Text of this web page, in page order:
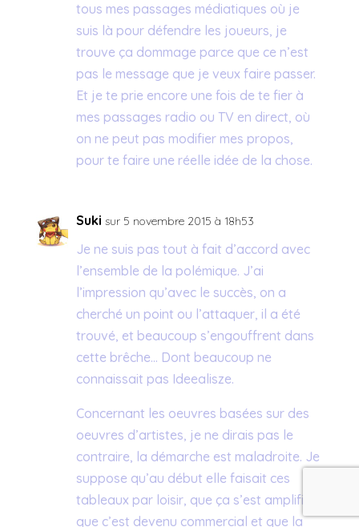
tous mes passages médiatiques où je
suis là pour défendre les joueurs, je
trouve ça dommage parce que ce n’est
pas le message que je veux faire passer.
Et je te prie encore une fois de te fier à
mes passages radio ou TV en direct, où
on ne peut pas modifier mes propos,
pour te faire une réelle idée de la chose.
Suki sur 5 novembre 2015 à 18h53
Je ne suis pas tout à fait d’accord avec
l’ensemble de la polémique. J’ai
l’impression qu’avec le succès, on a
cherché un point ou l’attaquer, il a été
trouvé, et beaucoup s’engouffrent dans
cette brêche… Dont beaucoup ne
connaissait pas Ideealisze.
Concernant les oeuvres basées sur des
oeuvres d’artistes, je ne dirais pas le
contraire, la démarche est maladroite. Je
suppose qu’au début elle faisait ces
tableaux par loisir, que ça s’est amplifié,
que c’est devenu commercial et que la